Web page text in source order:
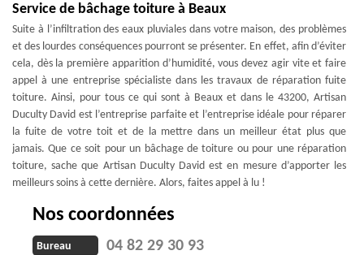
Service de bâchage toiture à Beaux
Suite à l’infiltration des eaux pluviales dans votre maison, des problèmes
et des lourdes conséquences pourront se présenter. En effet, afin d’éviter
cela, dès la première apparition d’humidité, vous devez agir vite et faire
appel à une entreprise spécialiste dans les travaux de réparation fuite
toiture. Ainsi, pour tous ce qui sont à Beaux et dans le 43200, Artisan
Duculty David est l’entreprise parfaite et l’entreprise idéale pour réparer
la fuite de votre toit et de la mettre dans un meilleur état plus que
jamais. Que ce soit pour un bâchage de toiture ou pour une réparation
toiture, sache que Artisan Duculty David est en mesure d’apporter les
meilleurs soins à cette dernière. Alors, faites appel à lu !
Nos coordonnées
Bureau 04 82 29 30 93